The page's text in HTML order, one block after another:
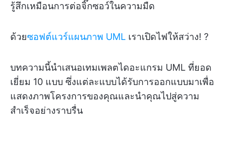
รู้สึกเหมือนการต่อจิ๊กซอว์ในความมืด
ด้วยซอฟต์แวร์แผนภาพ UML เราเปิดไฟให้สว่าง! ?
บทความนี้นำเสนอเทมเพลตไดอะแกรม UML ที่ยอด
เยี่ยม 10 แบบ ซึ่งแต่ละแบบได้รับการออกแบบมาเพื่อ
แสดงภาพโครงการของคุณและนำคุณไปสู่ความ
สำเร็จอย่างราบรื่น